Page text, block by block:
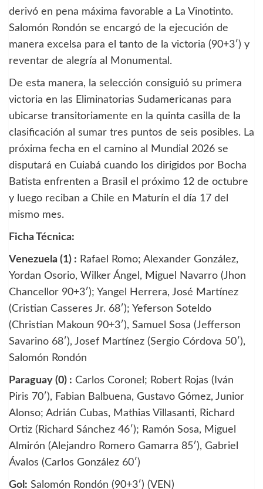
derivó en pena máxima favorable a La Vinotinto.
Salomón Rondón se encargó de la ejecución de
manera excelsa para el tanto de la victoria (90+3′) y
reventar de alegría al Monumental.
De esta manera, la selección consiguió su primera
victoria en las Eliminatorias Sudamericanas para
ubicarse transitoriamente en la quinta casilla de la
clasificación al sumar tres puntos de seis posibles. La
próxima fecha en el camino al Mundial 2026 se
disputará en Cuiabá cuando los dirigidos por Bocha
Batista enfrenten a Brasil el próximo 12 de octubre
y luego reciban a Chile en Maturín el día 17 del
mismo mes.
Ficha Técnica:
Venezuela (1) : Rafael Romo; Alexander González,
Yordan Osorio, Wilker Ángel, Miguel Navarro (Jhon
Chancellor 90+3′); Yangel Herrera, José Martínez
(Cristian Casseres Jr. 68′); Yeferson Soteldo
(Christian Makoun 90+3′), Samuel Sosa (Jefferson
Savarino 68′), Josef Martínez (Sergio Córdova 50′),
Salomón Rondón
Paraguay (0) : Carlos Coronel; Robert Rojas (Iván
Piris 70′), Fabian Balbuena, Gustavo Gómez, Junior
Alonso; Adrián Cubas, Mathias Villasanti, Richard
Ortiz (Richard Sánchez 46′); Ramón Sosa, Miguel
Almirón (Alejandro Romero Gamarra 85′), Gabriel
Ávalos (Carlos González 60′)
Gol: Salomón Rondón (90+3′) (VEN)